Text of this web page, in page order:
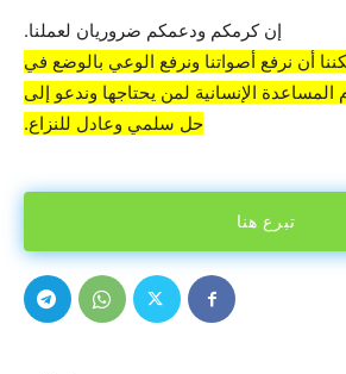
إن كرمكم ودعمكم ضروريان لعملنا.
أن نرفع أصواتنا ونرفع الوعي بالوضع في
المساعدة الإنسانية لمن يحتاجها وندعو إلى
حل سلمي وعادل للنزاع.
تبرع هنا